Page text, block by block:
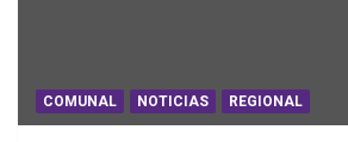
COMUNAL NOTICIAS REGIONAL